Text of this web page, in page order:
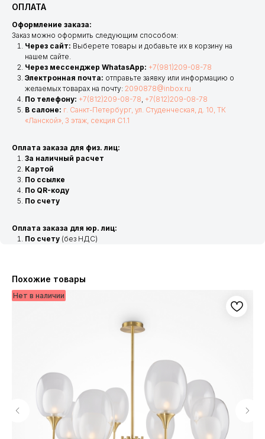
ОПЛАТА
Оформление заказа:
Заказ можно оформить следующим способом:
Через сайт: Выберете товары и добавьте их в корзину на
нашем сайте.
Через мессенджер WhatasApp: +7(981)209-08-78
Электронная почта: отправьте заявку или информацию о
желаемых товарах на почту: 2090878@inbox.ru
По телефону: +7(812)209-08-78, +7(812)209-08-78
В салоне: г. Санкт-Петербург, ул. Студенческая, д. 10, ТК
«Ланской», 3 этаж, секция С1.1
Оплата заказа для физ. лиц:
За наличный расчет
Картой
По ссылке
По QR-коду
По счету
Оплата заказа для юр. лиц:
По счету (без НДС)
Похожие товары